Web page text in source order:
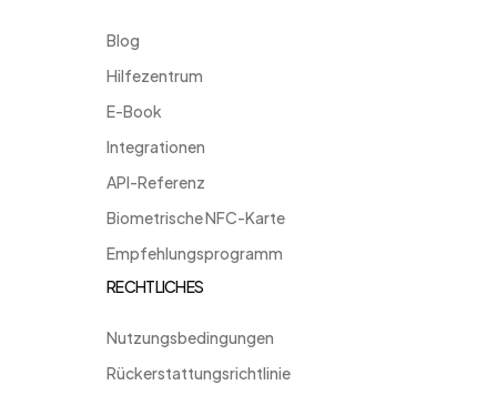
Blog
Hilfezentrum
E-Book
Integrationen
API-Referenz
Biometrische NFC-Karte
Empfehlungsprogramm
RECHTLICHES
Nutzungsbedingungen
Rückerstattungsrichtlinie